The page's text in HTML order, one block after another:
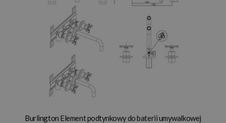
Burlington Element podtynkowy do baterii umywalkowej